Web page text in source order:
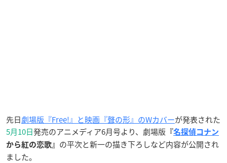
先日劇場版『Free!』と映画『聲の形』のWカバーが発表された
5月10日発売のアニメディア6月号より、劇場版 『名探偵コナン
から紅の恋歌』 の平次と新一の描き下ろしなど内容が公開され
ました。